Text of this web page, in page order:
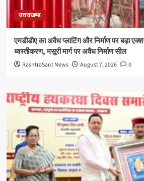
उत्तराखण्ड
एमडीडीए का अवैध प्लाटिंग और निर्माण पर बड़ा
ध्वस्तीकरण, मसूरी मार्ग पर अवैध निर्माण सील
RashtraSant News August 7, 2026 0